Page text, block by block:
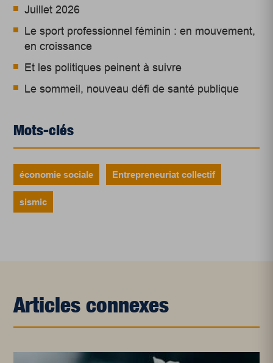
Juillet 2026
Le sport professionnel féminin : en mouvement,
en croissance
Et les politiques peinent à suivre
Le sommeil, nouveau défi de santé publique
Mots-clés
économie sociale Entrepreneuriat collectif
sismic
Articles connexes